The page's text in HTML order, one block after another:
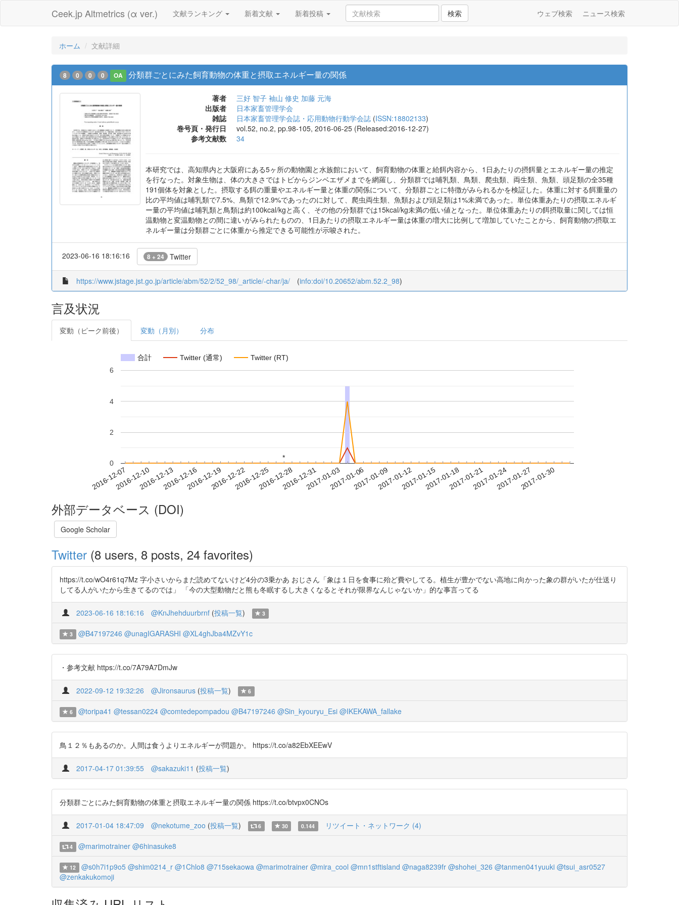
Ceek.jp Altmetrics (α ver.) 文献ランキング 新着文献 新着投稿 検索 ウェブ検索 ニュース検索
ホーム 文献詳細
8 0 0 0 OA 分類群ごとにみた飼育動物の体重と摂取エネルギー量の関係
著者 三好 智子 袖山 修史 加藤 元海
出版者
日本家畜管理学会
雑誌
日本家畜管理学会誌・応用動物行動学会誌 (ISSN:18802133)
巻号頁・発行日
vol.52, no.2, pp.98-105, 2016-06-25 (Released:2016-12-27)
参考文献数
34
本研究では、高知県内と大阪府にある5ヶ所の動物園と水族館において、飼育動物の体重と給餌内容から、1日あたりの摂餌量とエネルギー量の推定
を行なった。対象生物は、体の大きさではトビからジンベエザメまでを網羅し、分類群では哺乳類、鳥類、爬虫類、両生類、魚類、頭足類の全35種
191個体を対象とした。摂取する餌の重量やエネルギー量と体重の関係について、分類群ごとに特徴がみられるかを検証した。体重に対する餌重量の
比の平均値は哺乳類で7.5%、鳥類で12.9%であったのに対して、爬虫両生類、魚類および頭足類は1%未満であった。単位体重あたりの摂取エネルギ
ー量の平均値は哺乳類と鳥類は約100kcal/kgと高く、その他の分類群では15kcal/kg未満の低い値となった。単位体重あたりの餌摂取量に関しては恒
温動物と変温動物との間に違いがみられたものの、1日あたりの摂取エネルギー量は体重の増大に比例して増加していたことから、飼育動物の摂取エ
ネルギー量は分類群ごとに体重から推定できる可能性が示唆された。
2023-06-16 18:16:16 8 + 24 Twitter
https://www.jstage.jst.go.jp/article/abm/52/2/52_98/_article/-char/ja/ (info:doi/10.20652/abm.52.2_98)
言及状況
変動（ピーク前後） 変動（月別） 分布
合計 Twitter (通常) Twitter (RT)
2016-12-072016-12-102016-12-132016-12-162016-12-192016-12-222016-12-252016-12-282016-12-312017-01-032017-01-062017-01-092017-01-122017-01-152017-01-182017-01-212017-01-242017-01-272017-01-30
0
2
4
6
*
*
外部データベース (DOI)
Google Scholar
Twitter (8 users, 8 posts, 24 favorites)
https://t.co/wO4r61q7Mz 字小さいからまだ読めてないけど4分の3乗かあ おじさん「象は１日を食事に殆ど費やしてる。植生が豊かでない高地に向かった象の群がいたが仕送り
してる人がいたから生きてるのでは」 「今の大型動物だと熊も冬眠するし大きくなるとそれが限界なんじゃないか」的な事言ってる
2023-06-16 18:16:16 @KnJhehduurbrnf (投稿一覧) 3
3 @B47197246 @unagIGARASHI @XL4ghJba4MZvY1c
・参考文献 https://t.co/7A79A7DmJw
2022-09-12 19:32:26 @Jironsaurus (投稿一覧) 6
6 @toripa41 @tessan0224 @comtedepompadou @B47197246 @Sin_kyouryu_Esi @IKEKAWA_fallake
鳥１２％もあるのか。人間は食うよりエネルギーが問題か。 https://t.co/a82EbXEEwV
2017-04-17 01:39:55 @sakazuki11 (投稿一覧)
分類群ごとにみた飼育動物の体重と摂取エネルギー量の関係 https://t.co/btvpx0CNOs
2017-01-04 18:47:09 @nekotume_zoo (投稿一覧) 6 30 0.144 リツイート・ネットワーク (4)
4 @marimotrainer @6hinasuke8
12 @s0h7i1p9o5 @shim0214_r @1Chlo8 @715sekaowa @marimotrainer @mira_cool @mn1stftisland @naga8239fr @shohei_326 @tanmen041yuuki @tsui_asr0527
@zenkakukomoji